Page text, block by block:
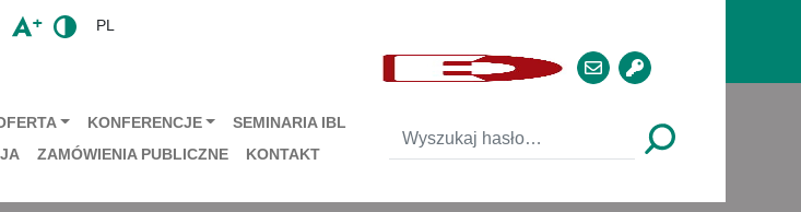
PL
KONFERENCJE
SEMINARIA IBL
ZAMÓWIENIA PUBLICZNE KONTAKT